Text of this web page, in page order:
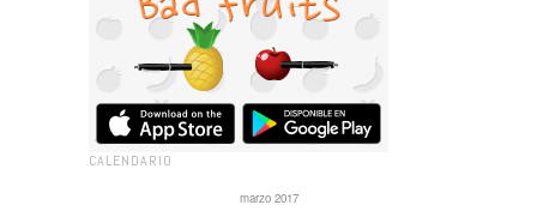
CALENDARIO
marzo 2017